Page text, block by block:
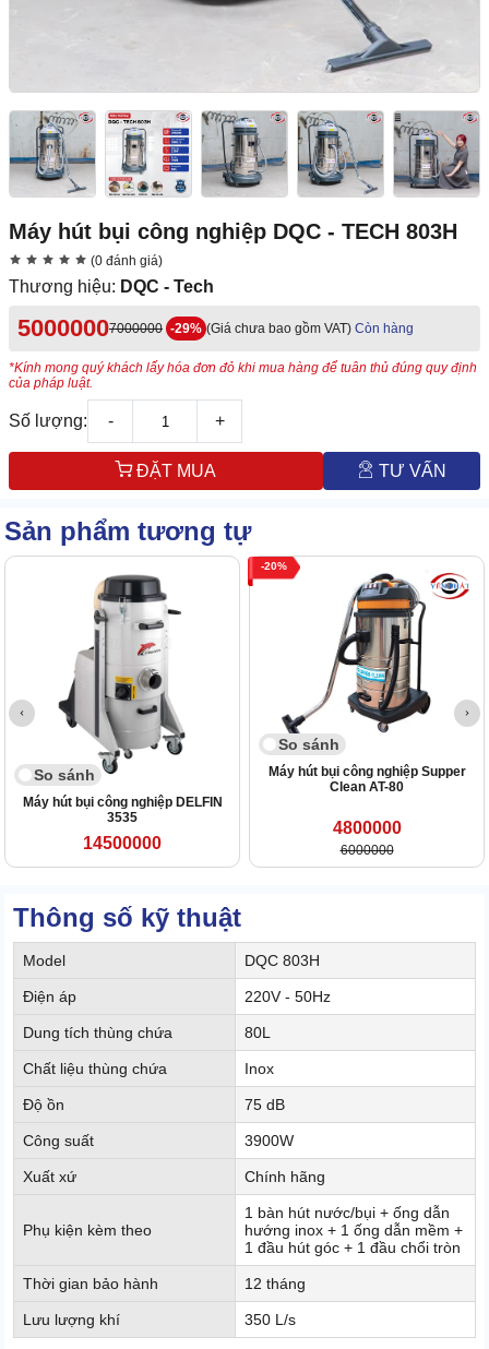
Máy hút bụi công nghiệp DQC - TECH 803H
(0 đánh giá)
Thương hiệu: DQC - Tech
50000007000000 -29% (Giá chưa bao gồm VAT) Còn hàng
*Kính mong quý khách lấy hóa đơn đỏ khi mua hàng để tuân thủ đúng quy định
của pháp luật.
Số lượng: - +
ĐẶT MUA TƯ VẤN
Sản phẩm tương tự
So sánh
Máy hút bụi công nghiệp DELFIN
3535
14500000
20
So sánh
Máy hút bụi công nghiệp Supper
Clean AT-80
4800000
6000000
Thông số kỹ thuật
Model DQC 803H
Điện áp 220V - 50Hz
Dung tích thùng chứa 80L
Chất liệu thùng chứa Inox
Độ ồn 75 dB
Công suất 3900W
Xuất xứ Chính hãng
Phụ kiện kèm theo
1 bàn hút nước/bụi + ống dẫn
hướng inox + 1 ống dẫn mềm +
1 đầu hút góc + 1 đầu chổi tròn
Thời gian bảo hành 12 tháng
Lưu lượng khí 350 L/s